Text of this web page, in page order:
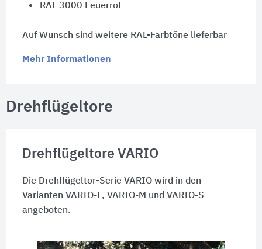
RAL 3000 Feuerrot
Auf Wunsch sind weitere RAL-Farbtöne lieferbar
Mehr Informationen
Drehflügeltore
Drehflügeltore VARIO
Die Drehflügeltor-Serie VARIO wird in den
Varianten VARIO-L, VARIO-M und VARIO-S
angeboten.